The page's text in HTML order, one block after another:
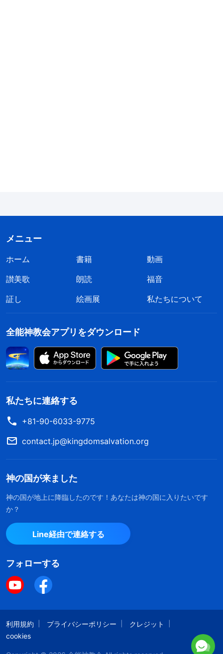
ッグが人の霊をむしばんでいます。人々はますます
狡猾で欲深くなり、邪悪で卑しく、自己中心的にな
っています。良心を持って、善良で正直であること
ことばかりです。真理
に飽き飽きして、悪を礼賛
し、罪の快楽を渇望しています。神に滅ぼされて益
のある一線をとっくの昔に越えてしまっているので
ていることを示しています。今、主イエスはすでに
降臨され、二度めの受肉をされてこの世で生きてお
られます。人類を救い清めるために、すべての真理
す。神の人類への愛と思いやりはこれほどまでに偉
大なのです！」
姉妹がそのように語るのを聞いて、私は感動に
震え、心の中で思いました。
「私たちはみな心底まで邪悪で、とっくの昔に
神に滅ぼされても当然なのよ。それなのに神のあり
がたい慈しみによって、幸運にもこうして神の家に
入り、神の発せられた御言葉を読み、神を知る機会
を与えられている。なんて素晴らしい祝福なんでし
ょう！」
メニュー
ホーム 書籍
動画
讃美歌
朗読
福音
証し
絵画展 私たちについて
全能神教会アプリをダウンロード
私たちに連絡する
+81-90-6033-9775
contact.jp@kingdomsalvation.org
神の国が来ました
神の国が地上に降臨したのです！あなたは神の国に入りたいです
か？
Line経由で連絡する
フォローする
利用規約 プライバシーポリシー
クレジット
cookies